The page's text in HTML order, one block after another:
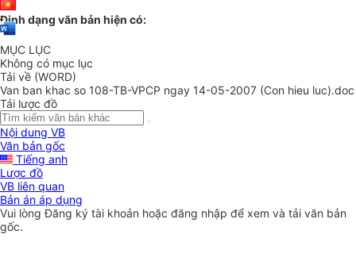
Định dạng văn bản hiện có:
MỤC LỤC
Không có mục lục
Tải về (WORD)
Van ban khac so 108-TB-VPCP ngay 14-05-2007 (Con hieu luc).doc
Tải lược đồ
Nội dung VB
Văn bản gốc
Tiếng anh
Lược đồ
VB liên quan
Bản án áp dụng
Vui lòngĐăng ký tài khoản hoặc đăng nhập để xem và tải văn bản
gốc.